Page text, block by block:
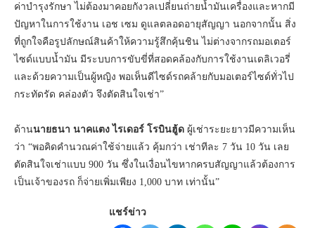
ค่าบำรุงรักษา ไม่ต้องมาคอยกังวลเปลี่ยนถ่ายน้ำมันเครื่องและหากมี
ปัญหาในการใช้งาน เอช เซม ดูแลตลอดอายุสัญญา นอกจากนั้น สิ่ง
ที่ถูกใจคือรูปลักษณ์สินค้าให้ความรู้สึกคุ้นชิน ไม่ต่างจากรถมอเตอร์
ไซด์แบบน้ำมัน มีระบบการขับขี่ที่สอดคล้องกับการใช้งานเดลิเวอรี่
และด้วยความเป็นผู้หญิง พอเห็นดีไซด์รถคล้ายกับมอเตอร์ไซด์ทั่วไป
กระทัดรัด คล่องตัว จึงตัดสินใจเช่า”
ด้านนายธนา นาคแตง ไรเดอร์ โรบินฮู้ด ผู้เช่าระยะยาวมีความเห็น
ว่า “พอคิดคำนวณค่าใช้จ่ายแล้ว คุ้มกว่า เช่าทีละ 7 วัน 10 วัน เลย
ตัดสินใจเช่าแบบ 900 วัน ซึ่งในเงื่อนไขหากครบสัญญาแล้วต้องการ
เป็นเจ้าของรถ ก็จ่ายเพิ่มเพียง 1,000 บาท เท่านั้น”
แชร์ข่าว